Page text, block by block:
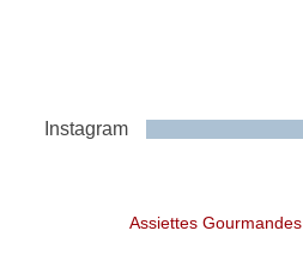
Instagram
Assiettes Gourmandes